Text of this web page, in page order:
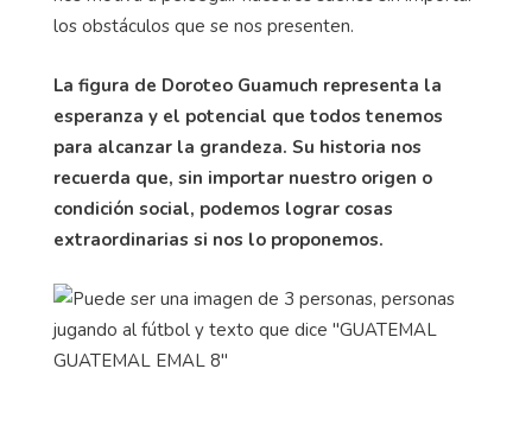
los obstáculos que se nos presenten.
La figura de Doroteo Guamuch representa la
esperanza y el potencial que todos tenemos
para alcanzar la grandeza. Su historia nos
recuerda que, sin importar nuestro origen o
condición social, podemos lograr cosas
extraordinarias si nos lo proponemos.